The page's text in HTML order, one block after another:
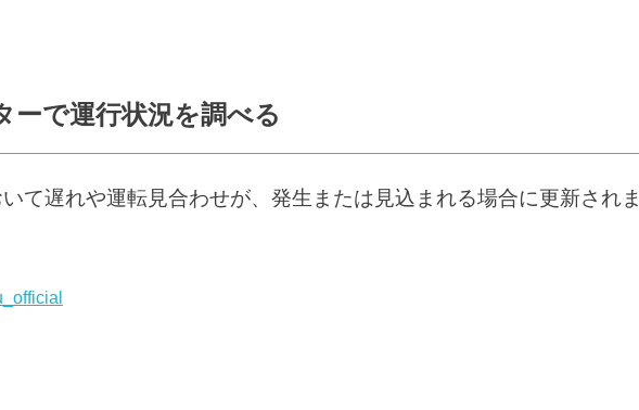
ーで運行状況を調べる
て遅れや運転見合わせが、発生または見込まれる場合に更新されま